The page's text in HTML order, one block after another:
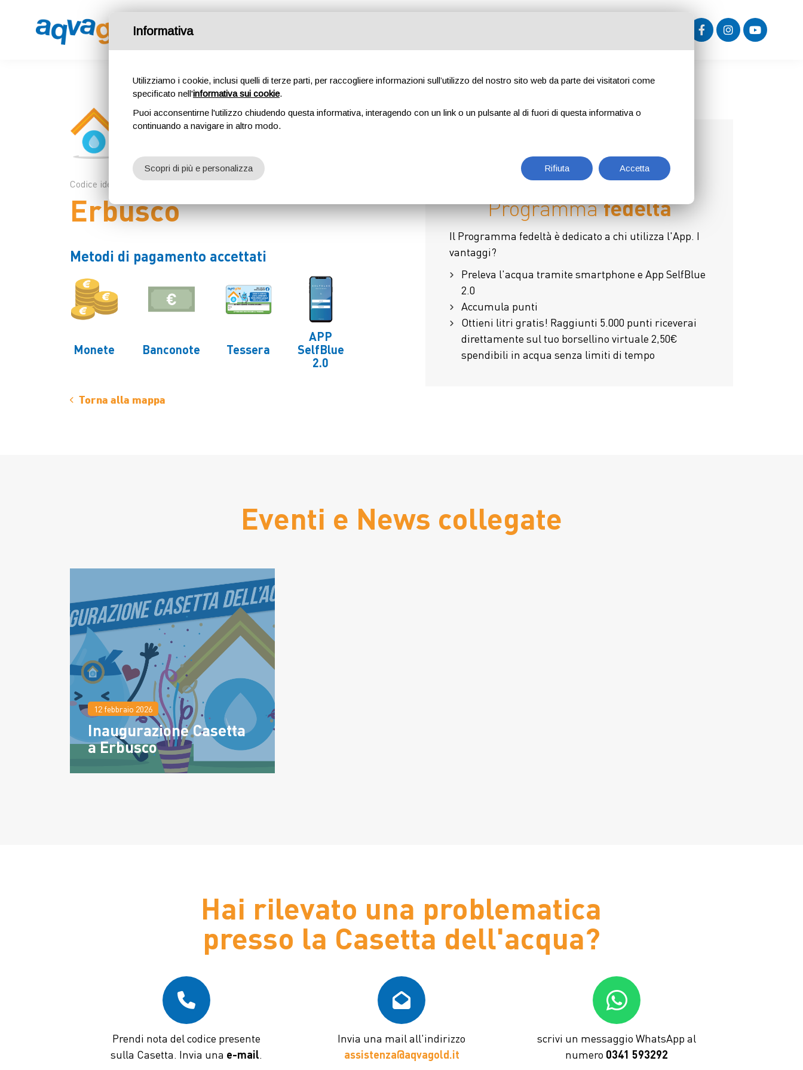
Codice identificativo 327
Erbusco
Metodi di pagamento accettati
Monete Banconote Tessera
APP
SelfBlue
2.0
Torna alla mappa
Programmafedeltà
Il Programma fedeltà è dedicato a chi utilizza l'App. I
vantaggi?
Preleva l'acqua tramite smartphone e App SelfBlue
2.0
Accumula punti
Ottieni litri gratis! Raggiunti 5.000 punti riceverai
direttamente sul tuo borsellino virtuale 2,50€
spendibili in acqua senza limiti di tempo
Eventi e News collegate
12 febbraio 2026
Inaugurazione Casetta
a Erbusco
Inaugurazione
Casetta a Erbusco
Leggitutto
Hai rilevato una problematica
presso la Casetta dell'acqua?
Prendi nota del codice presente
sulla Casetta. Invia una e-mail.
Invia una mail all'indirizzo
assistenza@aqvagold.it
scrivi un messaggio WhatsApp al
numero 0341 593292
Informativa
Utilizziamo i cookie, inclusi quelli di terze parti, per raccogliere informazioni sull’utilizzo del nostro sito web da parte dei visitatori come
specificato nell'informativa sui cookie.
Puoi acconsentirne l'utilizzo chiudendo questa informativa, interagendo con un link o un pulsante al di fuori di questa informativa o
continuando a navigare in altro modo.
Rifiuta Accetta
Scopri di più e personalizza